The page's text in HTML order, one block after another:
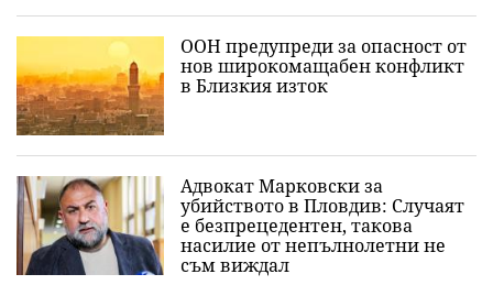
ООН предупреди за опасност от
нов широкомащабен конфликт
в Близкия изток
Адвокат Марковски за
убийството в Пловдив: Случаят
е безпрецедентен, такова
насилие от непълнолетни не
съм виждал